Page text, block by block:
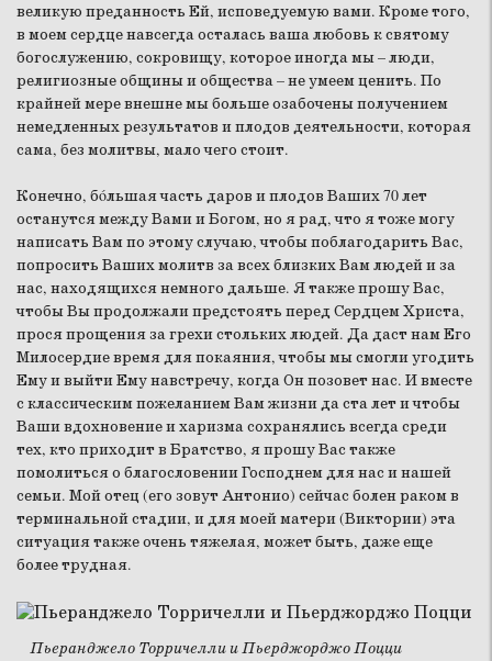
великую преданность Ей, исповедуемую вами. Кроме того,
в моем сердце навсегда осталась ваша любовь к святому
богослужению, сокровищу, которое иногда мы – люди,
религиозные общины и общества – не умеем ценить. По
крайней мере внешне мы больше озабочены получением
немедленных результатов и плодов деятельности, которая
сама, без молитвы, мало чего стоит.
Конечно, бóльшая часть даров и плодов Ваших 70 лет
останутся между Вами и Богом, но я рад, что я тоже могу
написать Вам по этому случаю, чтобы поблагодарить Вас,
попросить Ваших молитв за всех близких Вам людей и за
нас, находящихся немного дальше. Я также прошу Вас,
чтобы Вы продолжали предстоять перед Сердцем Христа,
прося прощения за грехи стольких людей. Да даст нам Его
Милосердие время для покаяния, чтобы мы смогли угодить
Ему и выйти Ему навстречу, когда Он позовет нас. И вместе
с классическим пожеланием Вам жизни да ста лет и чтобы
Ваши вдохновение и харизма сохранялись всегда среди
тех, кто приходит в Братство, я прошу Вас также
помолиться о благословении Господнем для нас и нашей
семьи. Мой отец (его зовут Антонио) сейчас болен раком в
терминальной стадии, и для моей матери (Виктории) эта
ситуация также очень тяжелая, может быть, даже еще
более трудная.
Пьеранджело Торричелли и Пьерджорджо Поцци